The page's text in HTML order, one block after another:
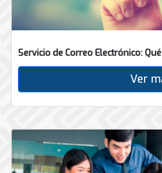
Servicio de Correo Electrónico:
Ver